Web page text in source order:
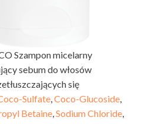
Szampon micelarny
sebum do włosów
się
Sulfate Coco-Glucoside
Betaine Sodium Chloride